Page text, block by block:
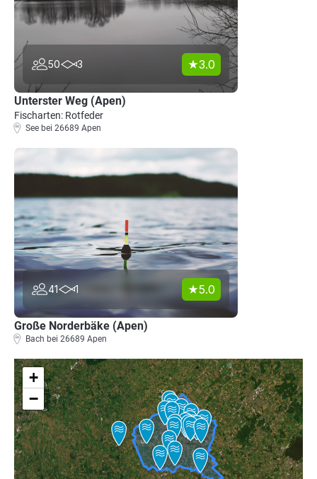
50 3 3.0
Unterster Weg (Apen)
Fischarten: Rotfeder
See bei 26689 Apen
41 1 5.0
Große Norderbäke (Apen)
Bach bei 26689 Apen
+
−